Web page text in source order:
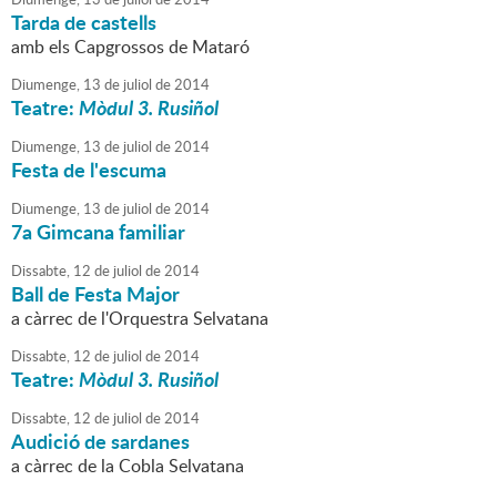
Tarda de castells
amb els Capgrossos de Mataró
Diumenge, 13 de juliol de2014
Teatre:Mòdul 3. Rusiñol
Diumenge, 13 de juliol de2014
Festa de l'escuma
Diumenge, 13 de juliol de2014
7a Gimcana familiar
Dissabte, 12 de juliol de2014
Ball de Festa Major
a càrrec de l'Orquestra Selvatana
Dissabte, 12 de juliol de2014
Teatre:Mòdul 3. Rusiñol
Dissabte, 12 de juliol de2014
Audició de sardanes
a càrrec de la Cobla Selvatana